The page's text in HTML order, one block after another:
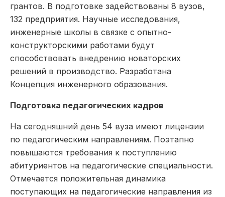
грантов. В подготовке задействованы 8 вузов,
132 предприятия. Научные исследования,
инженерные школы в связке с опытно-
конструкторскими работами будут
способствовать внедрению новаторских
решений в производство. Разработана
Концепция инженерного образования.
Подготовка педагогических кадров
На сегодняшний день 54 вуза имеют лицензии
по педагогическим направлениям. Поэтапно
повышаются требования к поступлению
абитуриентов на педагогические специальности.
Отмечается положительная динамика
поступающих на педагогические направления из